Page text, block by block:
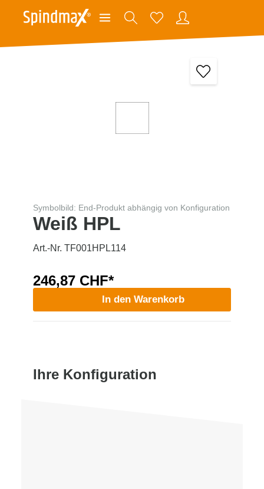
Symbolbild: End-Produkt abhängig von Konfiguration
Weiß HPL
Art.-Nr. TF001HPL114
246,87 CHF*
In den Warenkorb
Ihre Konfiguration